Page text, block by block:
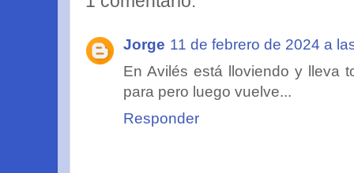
Jorge 11 de febrero de 2024 a
En Avilés está lloviendo y lleva
para pero luego vuelve...
Responder